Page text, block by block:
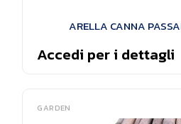
ARELLA CANNA
Accedi per i dettagli
GARDEN